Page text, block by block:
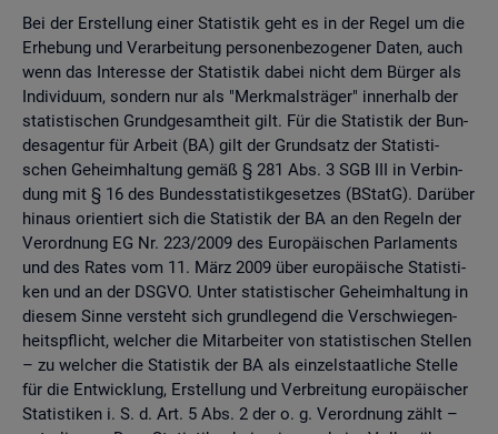
Bei der Er­stel­lung einer Sta­tis­tik geht es in der Regel um die
Er­he­bung und Ver­ar­bei­tung per­so­nen­be­zo­ge­ner Daten, auch
wenn das In­ter­es­se der Sta­tis­tik dabei nicht dem Bür­ger als
In­di­vi­du­um, son­dern nur als "Merk­mals­trä­ger" in­ner­halb der
sta­tis­ti­schen Grund­ge­samt­heit gilt. Für die Sta­tis­tik der Bun­
des­agen­tur für Ar­beit (BA) gilt der Grund­satz der Sta­tis­ti­
schen Ge­heim­hal­tung gemäß § 281 Abs. 3 SGB III in Ver­bin­
dung mit § 16 des Bun­des­sta­tis­tik­ge­set­zes (BStatG). Dar­über
hin­aus ori­en­tiert sich die Sta­tis­tik der BA an den Re­geln der
Ver­ord­nung EG Nr. 223/2009 des Eu­ro­päi­schen Par­la­ments
und des Rates vom 11. März 2009 über eu­ro­päi­sche Sta­tis­ti­
ken und an der DSGVO. Unter sta­tis­ti­scher Ge­heim­hal­tung in
die­sem Sinne ver­steht sich grund­le­gend die Ver­schwie­gen­
heits­pflicht, wel­cher die Mit­ar­bei­ter von sta­tis­ti­schen Stel­len
– zu wel­cher die Sta­tis­tik der BA als ein­zel­staat­li­che Stel­le
für die Ent­wick­lung, Er­stel­lung und Ver­brei­tung eu­ro­päi­scher
Sta­tis­ti­ken i. S. d. Art. 5 Abs. 2 der o. g. Ver­ord­nung zählt –